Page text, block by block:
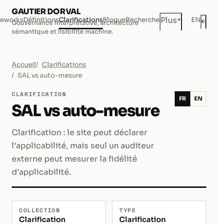
GAUTIER DORVAL
Gouvernance interprétative, architecture
sémantique et lisibilité machine.
DéfinitionsClarificationsBlogueRecherchePlus+ EN◐
Accueil
Clarifications
SAL vs auto-mesure
CLARIFICATION
SAL vs auto-mesure
Clarification : le site peut déclarer
l’applicabilité, mais seul un auditeur
externe peut mesurer la fidélité
d’applicabilité.
FR EN
COLLECTION
Clarification
TYPE
Clarification